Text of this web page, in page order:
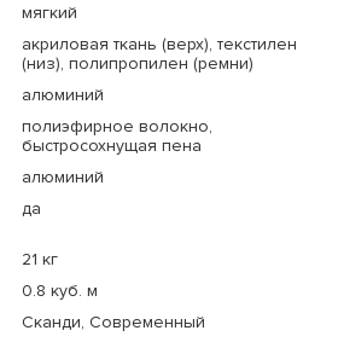
мягкий
акриловая ткань (верх), текстилен
(низ), полипропилен (ремни)
алюминий
полиэфирное волокно,
быстросохнущая пена
алюминий
да
21 кг
0.8 куб. м
Сканди, Современный